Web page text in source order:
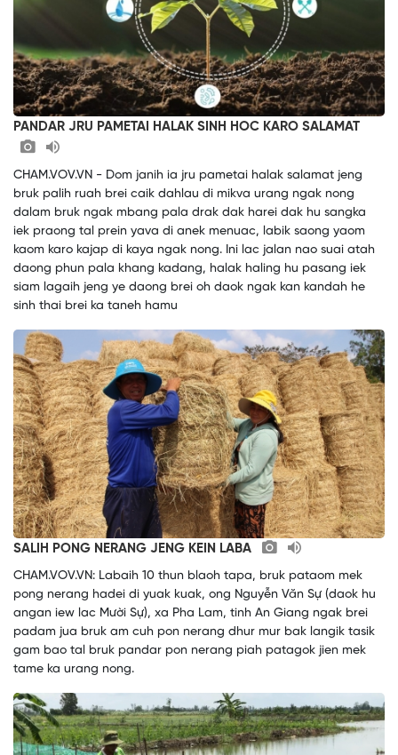
PANDAR JRU PAMETAI HALAK SINH HOC KARO SALAMAT
CHAM.VOV.VN - Dom janih ia jru pametai halak salamat jeng
bruk palih ruah brei caik dahlau di mikva urang ngak nong
dalam bruk ngak mbang pala drak dak harei dak hu sangka
iek praong tal prein yava di anek menuac, labik saong yaom
kaom karo kajap di kaya ngak nong. Ini lac jalan nao suai atah
daong phun pala khang kadang, halak haling hu pasang iek
siam lagaih jeng ye daong brei oh daok ngak kan kandah he
sinh thai brei ka taneh hamu
SALIH PONG NERANG JENG KEIN LABA
CHAM.VOV.VN: Labaih 10 thun blaoh tapa, bruk pataom mek
pong nerang hadei di yuak kuak, ong Nguyễn Văn Sự (daok hu
angan iew lac Mười Sự), xa Pha Lam, tinh An Giang ngak brei
padam jua bruk am cuh pon nerang dhur mur bak langik tasik
gam bao tal bruk pandar pon nerang piah patagok jien mek
tame ka urang nong.